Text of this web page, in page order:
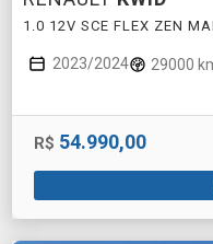
1.0 12V SCE FLEX ZEN
2023/2024 29000
R$ 54.990,00